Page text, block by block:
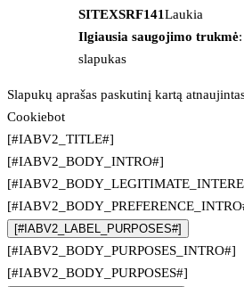
SITEXSRF141Laukia
Ilgiausia saugojimo trukmė
slapukas
Slapukų aprašas paskutinį kartą
Cookiebot
[#IABV2_TITLE#]
[#IABV2_BODY_INTRO#]
[#IABV2_LABEL_PURPOSES#]
[#IABV2_BODY_PURPOSES_INTRO#]
[#IABV2_BODY_PURPOSES#]